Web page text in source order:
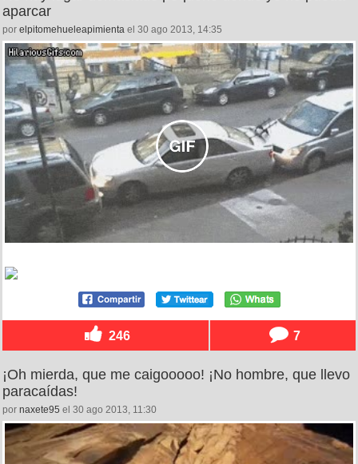
aparcar
por elpitomehueleapimienta el 30 ago 2013, 14:35
246 7
¡Oh mierda, que me caigooooo! ¡No hombre, que llevo
paracaídas!
por naxete95 el 30 ago 2013, 11:30